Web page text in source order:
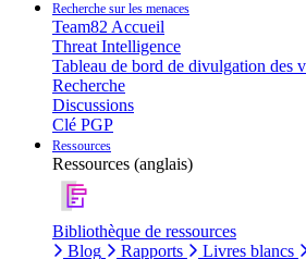
Recherche sur les menaces
Team82 Accueil
Threat Intelligence
Tableau de bord de divulgation des
Recherche
Discussions
Clé PGP
Ressources
Ressources (anglais)
Bibliothèque de ressources
Blog
Rapports Livres blancs